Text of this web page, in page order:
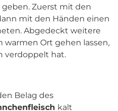
geben. Zuerst mit den
mit den Händen einen
Abgedeckt weitere
Ort gehen lassen,
verdoppelt hat.
Belag des
kalt